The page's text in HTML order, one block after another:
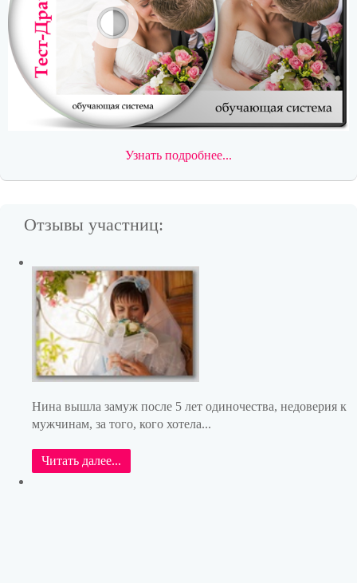
Узнать подробнее...
Отзывы участниц:
Нина вышла замуж после 5 лет одиночества, недоверия к
мужчинам, за того, кого хотела...
Читать далее...